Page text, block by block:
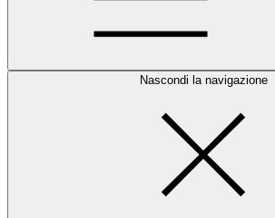
Nascondi la navigazione